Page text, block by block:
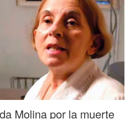
Molina por la muerte